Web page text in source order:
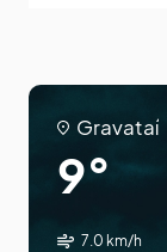
Gravataí
9°
7.0 km/h